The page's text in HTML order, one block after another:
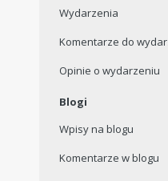
Wydarzenia
Komentarze do
Opinie o wydarzeniu
Blogi
Wpisy na blogu
Komentarze w blogu